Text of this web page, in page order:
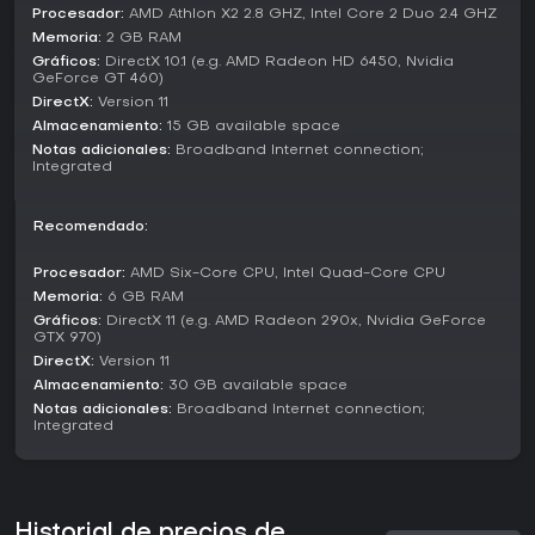
Modos de juego
Assetto Corsa ofrece varios modos de juego para distintos
Career mode propone progresión mediante eventos y retos.
Los Custom championship facilitan crear series
personalizadas con coches y reglas específicas.
establecidos, y Special Events incluyen escenarios únicos
como drift challenges o drag races. Racing against AI
brinda competición offline, con opciones para carreras
rápidas o fines de semana completos con clasificatorias.
Free Practice
Career
Custom championship
Procesador: AMD Athlon X2 2.8 GHZ, Intel Core 2 Duo 2.4 GHZ
Memoria: 2 GB RAM
Gráficos: DirectX 10.1 (e.g. AMD Radeon HD 6450, Nvidia
GeForce GT 460)
DirectX: Version 11
Almacenamiento: 15 GB available space
Notas adicionales: Broadband Internet connection;
Integrated
Recomendado:
Procesador: AMD Six-Core CPU, Intel Quad-Core CPU
Memoria: 6 GB RAM
Gráficos: DirectX 11 (e.g. AMD Radeon 290x, Nvidia GeForce
GTX 970)
DirectX: Version 11
Almacenamiento: 30 GB available space
Notas adicionales: Broadband Internet connection;
Integrated